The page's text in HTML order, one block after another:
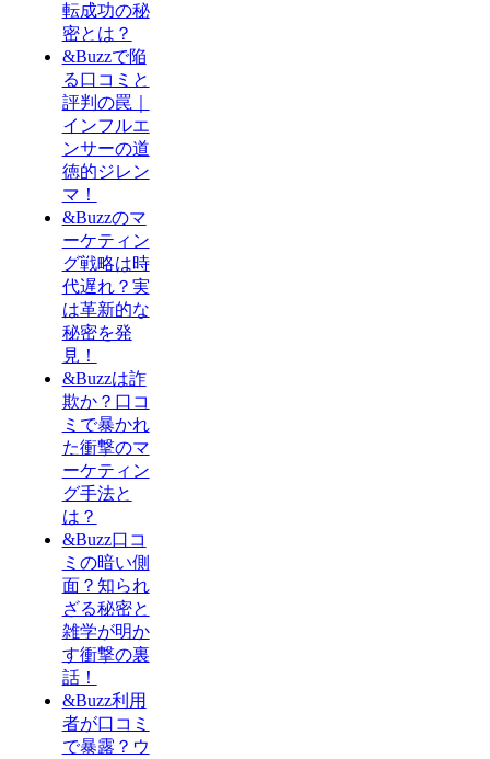
転成功の秘
密とは？
&Buzzで陥
る口コミと
評判の罠｜
インフルエ
ンサーの道
徳的ジレン
マ！
&Buzzのマ
ーケティン
グ戦略は時
代遅れ？実
は革新的な
秘密を発
見！
&Buzzは詐
欺か？口コ
ミで暴かれ
た衝撃のマ
ーケティン
グ手法と
は？
&Buzz口コ
ミの暗い側
面？知られ
ざる秘密と
雑学が明か
す衝撃の裏
話！
&Buzz利用
者が口コミ
で暴露？ウ